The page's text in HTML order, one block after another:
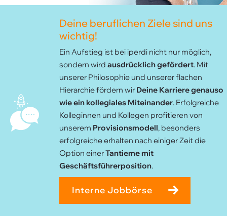
Deine beruflichen Ziele sind uns
wichtig!
Ein Aufstieg ist bei iperdi nicht nur möglich,
sondern wird ausdrücklich gefördert. Mit
unserer Philosophie und unserer flachen
Hierarchie fördern wir Deine Karriere genauso
wie ein kollegiales Miteinander. Erfolgreiche
Kolleginnen und Kollegen profitieren von
unserem Provisionsmodell, besonders
erfolgreiche erhalten nach einiger Zeit die
Option einerTantieme mit
Geschäftsführerposition.
Interne Jobbörse